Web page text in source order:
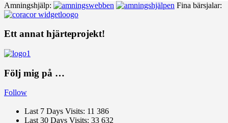
Amningshjälp: Fina bärsjalar:
Ett annat hjärteprojekt!
Följ mig på …
Follow
Last 7 Days Visits: 11 386
Last 30 Days Visits: 33 632